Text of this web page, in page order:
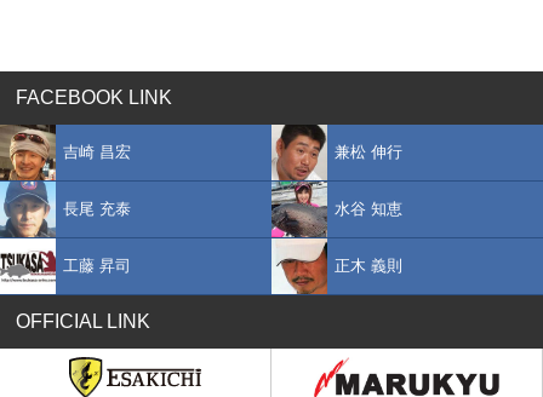
FACEBOOK LINK
吉崎 昌宏 兼松 伸行
長尾 充泰 水谷 知恵
工藤 昇司 正木 義則
OFFICIAL LINK